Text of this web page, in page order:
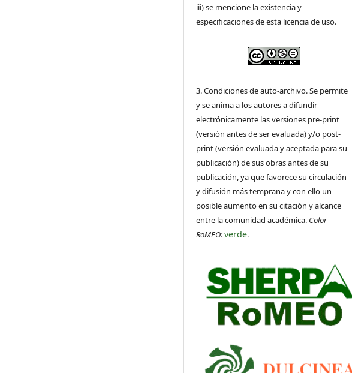
iii) se mencione la existencia y
especificaciones de esta licencia de uso.
3. Condiciones de auto-archivo. Se permite
y se anima a los autores a difundir
electrónicamente las versiones pre-print
(versión antes de ser evaluada) y/o post-
print (versión evaluada y aceptada para su
publicación) de sus obras antes de su
publicación, ya que favorece su circulación
y difusión más temprana y con ello un
posible aumento en su citación y alcance
entre la comunidad académica. Color
RoMEO:verde.